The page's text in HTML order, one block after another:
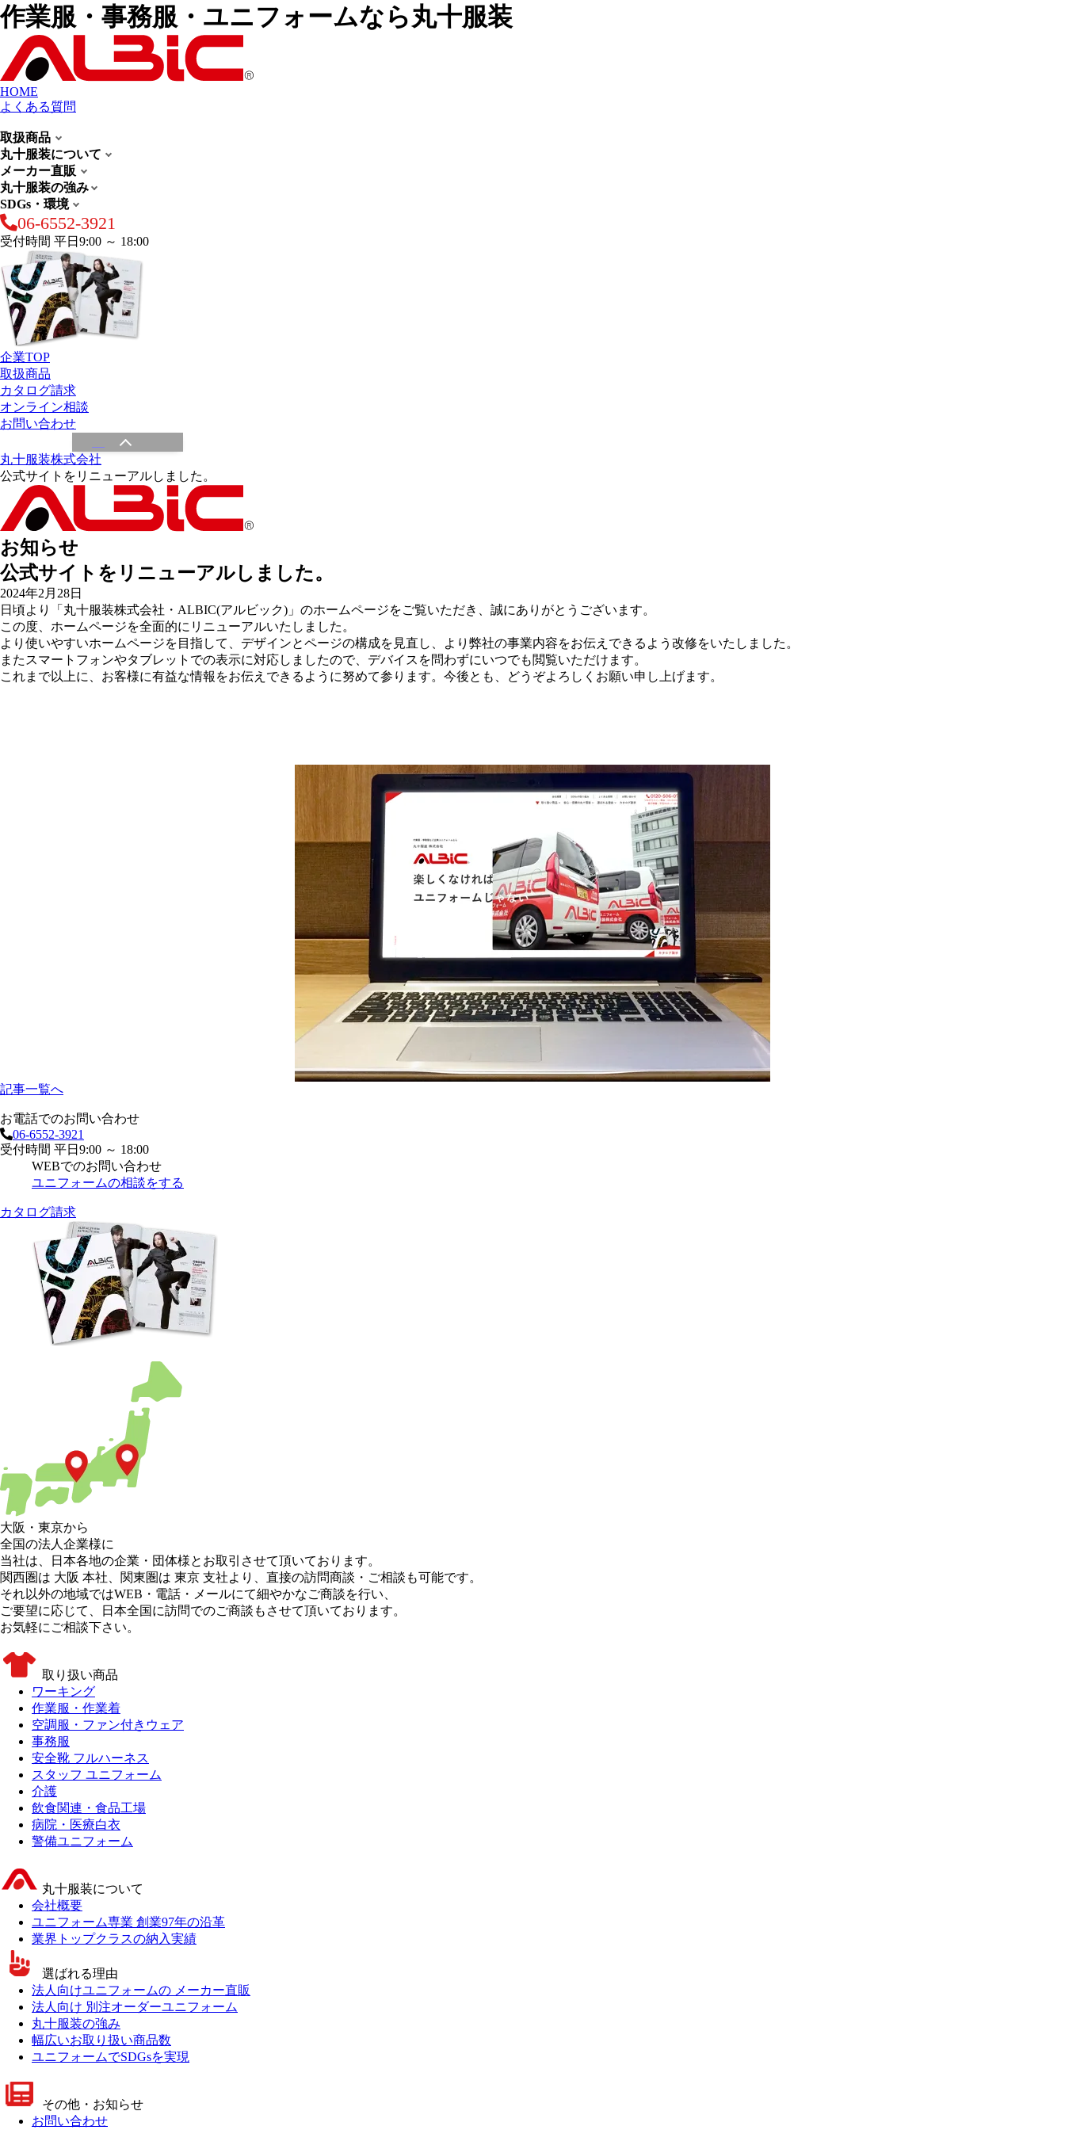
作業服・事務服・ユニフォームなら丸十服装
HOME
よくある質問
取扱商品
丸十服装について
メーカー直販
丸十服装の強み
SDGs・環境
06-6552-3921
受付時間 平日9:00 ～ 18:00
企業TOP
取扱商品
カタログ請求
オンライン相談
お問い合わせ
丸十服装株式会社
公式サイトをリニューアルしました。
お知らせ
公式サイトをリニューアルしました。
2024年2月28日
日頃より「丸十服装株式会社・ALBIC(アルビック)」のホームページをご覧いただき、誠にありがとうございます。
この度、ホームページを全面的にリニューアルいたしました。
より使いやすいホームページを目指して、デザインとページの構成を見直し、より弊社の事業内容をお伝えできるよう改修をいたしました。
またスマートフォンやタブレットでの表示に対応しましたので、デバイスを問わずにいつでも閲覧いただけます。
これまで以上に、お客様に有益な情報をお伝えできるように努めて参ります。今後とも、どうぞよろしくお願い申し上げます。
記事一覧へ
お電話でのお問い合わせ
06-6552-3921
受付時間 平日9:00 ～ 18:00
WEBでのお問い合わせ
ユニフォームの相談をする
カタログ請求
大阪 ・ 東京から
全国の法人企業様に
当社は、日本各地の企業・団体様とお取引させて頂いております。
関西圏は 大阪 本社
関東圏は 東京 支社より、直接の訪問商談・ご相談も可能です。
それ以外の地域ではWEB・電話・メールにて細やかなご商談を行い、
ご要望に応じて、日本全国に訪問でのご商談もさせて頂いております。
お気軽にご相談下さい。
取り扱い商品
ワーキング
作業服・作業着
空調服・ファン付きウェア
事務服
安全靴 フルハーネス
スタッフ ユニフォーム
介護
飲食関連・食品工場
病院・医療白衣
警備ユニフォーム
丸十服装について
会社概要
ユニフォーム専業 創業97年の沿革
業界トップクラスの納入実績
選ばれる理由
法人向けユニフォームの メーカー直販
法人向け 別注オーダーユニフォーム
丸十服装の強み
幅広いお取り扱い商品数
ユニフォームでSDGsを実現
その他・お知らせ
お問い合わせ